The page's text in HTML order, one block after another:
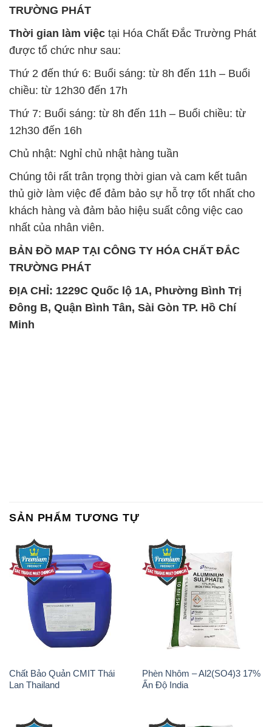
TRƯỜNG PHÁT
Thời gian làm việc tại Hóa Chất Đắc Trường Phát
được tổ chức như sau:
Thứ 2 đến thứ 6: Buổi sáng: từ 8h đến 11h – Buổi
chiều: từ 12h30 đến 17h
Thứ 7: Buổi sáng: từ 8h đến 11h – Buổi chiều: từ
12h30 đến 16h
Chủ nhật: Nghỉ chủ nhật hàng tuần
Chúng tôi rất trân trọng thời gian và cam kết tuân
thủ giờ làm việc để đảm bảo sự hỗ trợ tốt nhất cho
khách hàng và đảm bảo hiệu suất công việc cao
nhất của nhân viên.
BẢN ĐỒ MAP TẠI CÔNG TY HÓA CHẤT ĐẮC
TRƯỜNG PHÁT
ĐỊA CHỈ: 1229C Quốc lộ 1A, Phường Bình Trị
Đông B, Quận Bình Tân, Sài Gòn TP. Hồ Chí
Minh
SẢN PHẨM TƯƠNG TỰ
Chất Bảo Quản CMIT Thái
Lan Thailand
Phèn Nhôm – Al2(SO4)3 17%
Ấn Độ India